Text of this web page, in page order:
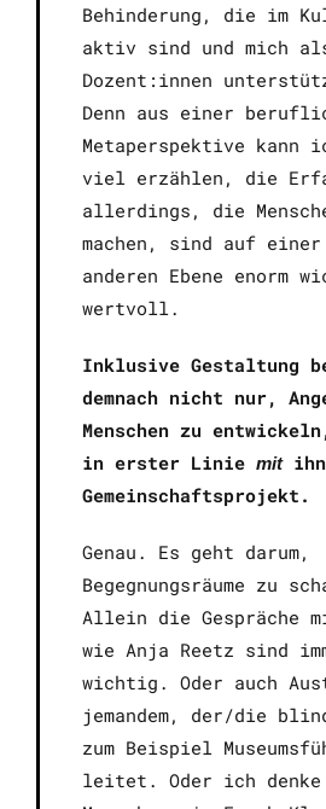
Behinderung, die im
aktiv sind und mich
Dozent:innen
Denn aus einer
Metaperspektive kann
viel erzählen, die
allerdings, die
machen, sind auf einer
anderen Ebene enorm
wertvoll.
Inklusive Gestaltung
demnach nicht nur,
Menschen zu
in erster Linie mit
Gemeinschaftsprojekt.
Genau. Es geht darum,
Begegnungsräume zu
Allein die Gespräche
wie Anja Reetz sind
wichtig. Oder auch
jemandem, der/die
zum Beispiel
leitet. Oder ich denke